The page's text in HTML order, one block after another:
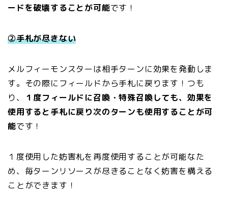
ードを破壊することが可能です！
②手札が尽きない
メルフィーモンスターは相手ターンに効果を発動しま
す。その際にフィールドから手札に戻ります！つも
り、
１度フィールドに召喚・特殊召喚しても、効果を
使用すると手札に戻り次のターンも使用することが可
能です！
１度使用した妨害札を再度使用することが可能なた
め、毎ターンリソースが尽きることなく妨害を構える
ことができます！